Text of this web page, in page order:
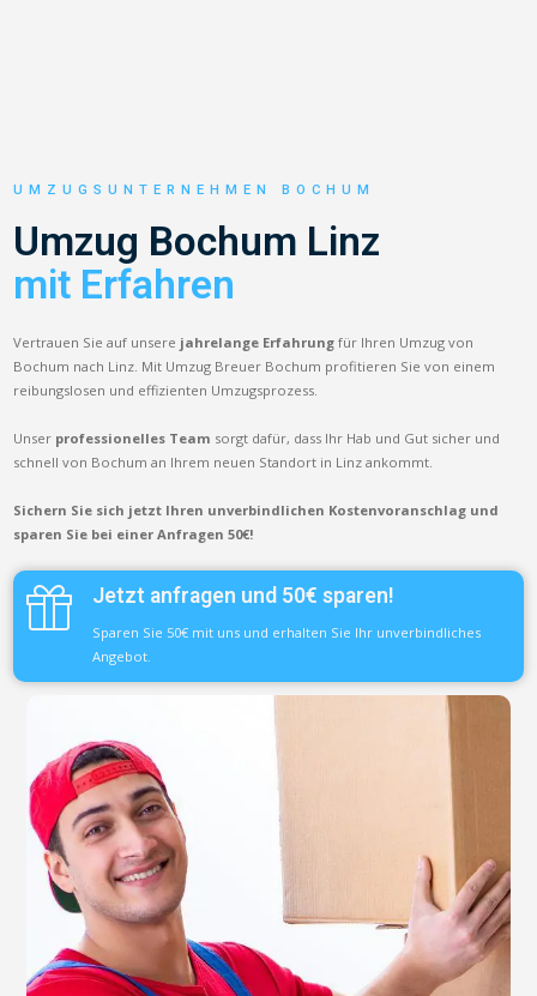
UMZUGSUNTERNEHMEN BOCHUM
Umzug Bochum Linz
mit Erfahren
Vertrauen Sie auf unsere jahrelange Erfahrung für Ihren Umzug von
Bochum nach Linz. Mit Umzug Breuer Bochum profitieren Sie von einem
reibungslosen und effizienten Umzugsprozess.
Unser professionelles Team sorgt dafür, dass Ihr Hab und Gut sicher und
schnell von Bochum an Ihrem neuen Standort in Linz ankommt.
Sichern Sie sich jetzt Ihren unverbindlichen Kostenvoranschlag und
sparen Sie bei einer Anfragen 50€!
Jetzt anfragen und 50€ sparen!
Sparen Sie 50€ mit uns und erhalten Sie Ihr unverbindliches
Angebot.